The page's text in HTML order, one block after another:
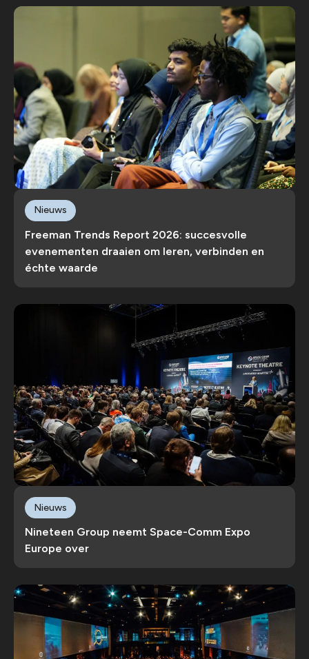
Freeman Trends Report 2026: succesvolle
evenementen draaien om leren, verbinden en
échte waarde
Nieuws
Nineteen Group neemt Space-Comm Expo
Europe over
Nieuws